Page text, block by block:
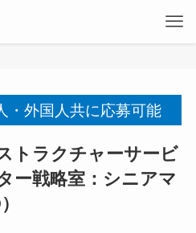
・外国人共に応募可能
トラクチャーサービ
戦略室：シニアマ